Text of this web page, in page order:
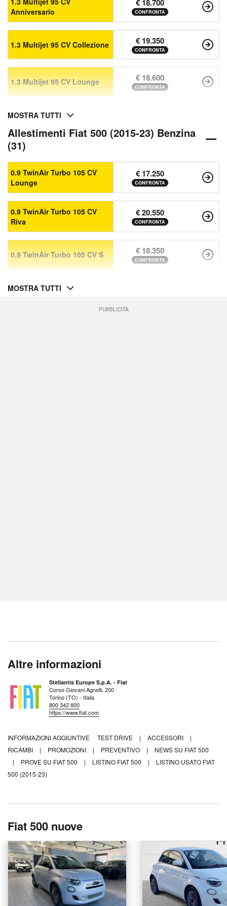
Anniversario
€ 18.700
CONFRONTA
1.3 Multijet 95 CV Collezione € 19.350
CONFRONTA
1.3 Multijet 95 CV Lounge € 18.600
CONFRONTA
MOSTRA TUTTI
Allestimenti Fiat 500 (2015-23) Benzina
(31)
0.9 TwinAir Turbo 105 CV
Lounge
€ 17.250
CONFRONTA
0.9 TwinAir Turbo 105 CV
Riva
€ 20.550
CONFRONTA
0.9 TwinAir Turbo 105 CV S € 18.350
CONFRONTA
MOSTRA TUTTI
PUBBLICITÀ
Altre informazioni
Stellantis Europe S.p.A. - Fiat
Corso Giovani Agnelli, 200
Torino (TO) - Italia
800 342 800
https://www.fiat.com
INFORMAZIONI AGGIUNTIVE TEST DRIVE | ACCESSORI
|
RICAMBI
| PROMOZIONI | PREVENTIVO |
NEWS SU FIAT 500
|
PROVE SU FIAT 500 | LISTINO FIAT 500 |
LISTINO USATO FIAT
500 (2015-23)
Fiat 500 nuove